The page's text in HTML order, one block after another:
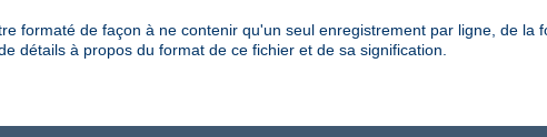
formaté de façon à ne contenir qu'un seul enregistrement par ligne, de la
détails à propos du format de ce fichier et de sa signification.